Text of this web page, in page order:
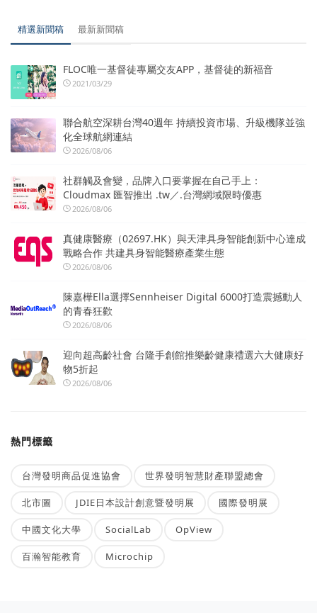
精選新聞稿 最新新聞稿
FLOC唯一基督徒專屬交友APP，基督徒的新福音
2021/03/29
聯合航空深耕台灣40週年 持續投資市場、升級機隊並強
化全球航網連結
2026/08/06
社群觸及會變，品牌入口要掌握在自己手上：
Cloudmax 匯智推出 .tw／.台灣網域限時優惠
2026/08/06
真健康醫療（02697.HK）與天津具身智能創新中心達成
戰略合作 共建具身智能醫療產業生態
2026/08/06
陳嘉樺Ella選擇Sennheiser Digital 6000打造震撼動人
的青春狂歡
2026/08/06
迎向超高齡社會 台隆手創館推樂齡健康禮選六大健康好
物5折起
2026/08/06
熱門標籤
台灣發明商品促進協會 世界發明智慧財產聯盟總會
北市圖 JDIE日本設計創意暨發明展 國際發明展
中國文化大學 SocialLab OpView
百瀚智能教育 Microchip